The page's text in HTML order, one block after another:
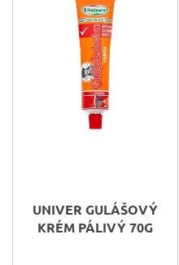
UNIVER GULÁŠOVÝ
KRÉM PÁLIVÝ 70G